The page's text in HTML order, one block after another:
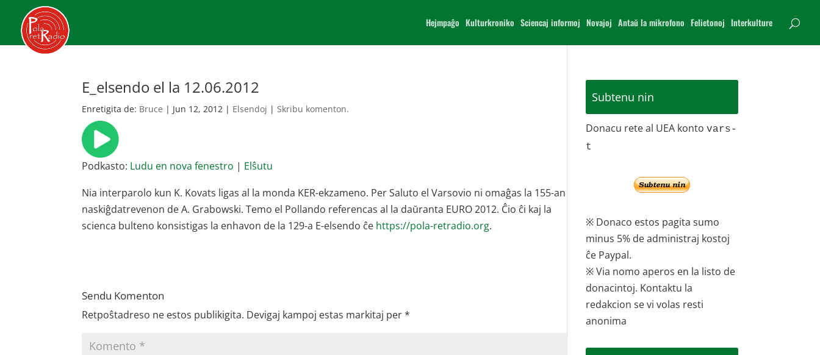
Hejmpaĝo Kulturkroniko Sciencaj informoj Novajoj Antaŭ la mikrofono Felietonoj Interkulture
E_elsendo el la 12.06.2012
Enretigita de: Bruce | Jun 12, 2012 | Elsendoj |Skribu komenton.
Podkasto: Ludu en nova fenestro | Elŝutu
Nia interparolo kun K. Kovats ligas al la monda KER-ekzameno. Per Saluto el Varsovio ni omaĝas la 155-an
naskiĝdatrevenon de A. Grabowski. Temo el Pollando referencas al la daŭranta EURO 2012. Ĉio ĉi kaj la
scienca bulteno konsistigas la enhavon de la 129-a E-elsendo ĉe https://pola-retradio.org.
Sendu Komenton
Retpoŝtadreso ne estos publikigita. Devigaj kampoj estas markitaj per*
Subtenu nin
Donacu rete al UEA kontovars-
t
※ Donaco estos pagita sumo
minus 5% de administraj kostoj
ĉe Paypal.
※ Via nomo aperos en la listo de
donacintoj. Kontaktu la
redakcion se vi volas resti
anonima